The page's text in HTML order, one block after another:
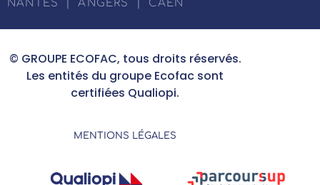
NANTES
ANGERS CAEN
© GROUPE ECOFAC, tous droits réservés.
Les entités du groupe Ecofac sont
certifiées Qualiopi.
MENTIONS LÉGALES